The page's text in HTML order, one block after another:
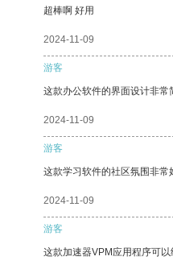
超棒啊 好用
2024-11-09
游客
这款办公软件的界面设计非常
2024-11-09
游客
这款学习软件的社区氛围非常
2024-11-09
游客
这款加速器VPM应用程序可